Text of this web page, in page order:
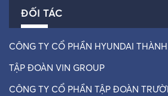
ĐỐI TÁC
CÔNG TY CỔ PHẦN HYUNDAI
TẬP ĐOÀN VIN GROUP
CÔNG TY CỔ PHẦN TẬP ĐOÀN